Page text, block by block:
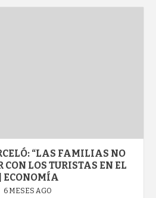
“LAS FAMILIAS NO
LOS TURISTAS EN EL
ECONOMÍA
6 MESES AGO